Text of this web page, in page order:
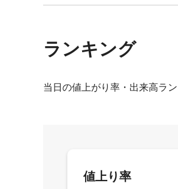
ランキング
当日の値上がり率・出来高ラ